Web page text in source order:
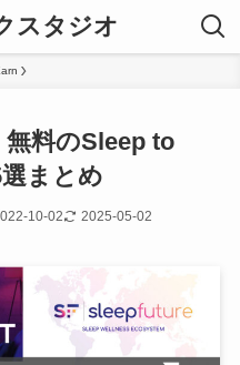
スタジオ
無料のSleep to
まとめ
10-02 2025-05-02